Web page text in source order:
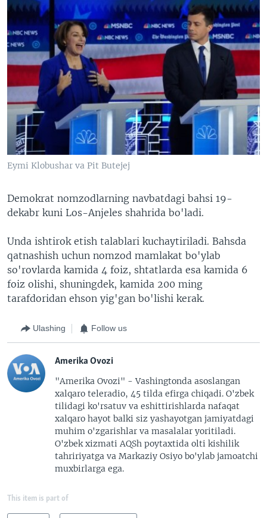
Eymi Klobushar va Pit Butejej
Demokrat nomzodlarning navbatdagi bahsi 19-
dekabr kuni Los-Anjeles shahrida bo'ladi.
Unda ishtirok etish talablari kuchaytiriladi. Bahsda
qatnashish uchun nomzod mamlakat bo'ylab
so'rovlarda kamida 4 foiz, shtatlarda esa kamida 6
foiz olishi, shuningdek, kamida 200 ming
tarafdoridan ehson yig'gan bo'lishi kerak.
Ulashing Follow us
Amerika Ovozi
"Amerika Ovozi" - Vashingtonda asoslangan
xalqaro teleradio, 45 tilda efirga chiqadi. O'zbek
tilidagi ko'rsatuv va eshittirishlarda nafaqat
xalqaro hayot balki siz yashayotgan jamiyatdagi
muhim o'zgarishlar va masalalar yoritiladi.
O'zbek xizmati AQSh poytaxtida olti kishilik
tahririyatga va Markaziy Osiyo bo'ylab jamoatchi
muxbirlarga ega.
This item is part of